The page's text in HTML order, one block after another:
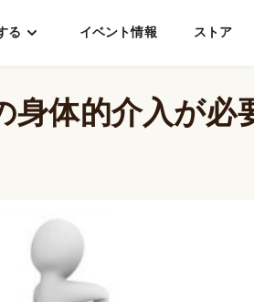
る イベント情報 ストア
体的介入が必